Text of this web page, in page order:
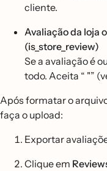
cliente.
Avaliação da loja
(is_store_review)
Se a avaliação é
todo. Aceita “ "”
Após formatar o
faça o upload:
Exportar
Clique em